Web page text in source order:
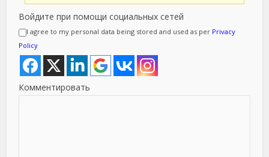
Войдите при помощи социальных сетей
I agree to my personal data being stored and used as per Privacy
Policy
Комментировать